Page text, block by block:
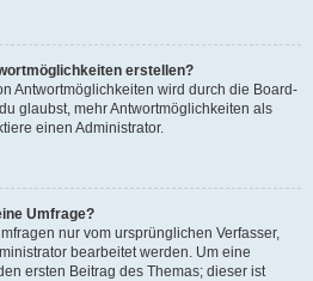
erstellen?
Antwortmöglichkeiten wird durch die Board-
glaubst, mehr Antwortmöglichkeiten als
einen Administrator.
Umfrage?
nur vom ursprünglichen Verfasser,
bearbeitet werden. Um eine
ersten Beitrag des Themas; dieser ist